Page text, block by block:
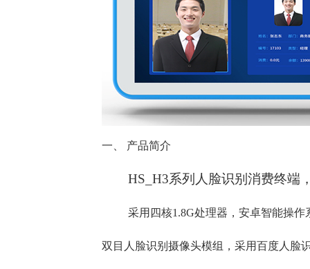
一、 产品简介
HS_H3系列人脸识别消费终端
采用四核1.8G处理器，安卓智能操作
双目人脸识别摄像头模组，采用百度人脸